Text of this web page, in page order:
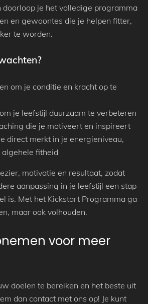
doorloop je het volledige programma
en gewoontes die je helpen fitter,
te worden.
om je conditie en kracht op te
je leefstijl duurzaam te verbeteren
die je motiveert en inspireert
direct merkt in je energieniveau,
fitheid
motivatie en resultaat, zodat
aanpassing in je leefstijl een stap
is. Met het Kickstart Programma ga
maar ook volhouden.
voor meer
doelen te bereiken en het beste uit
dan contact met ons op! Je kunt